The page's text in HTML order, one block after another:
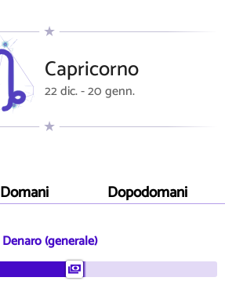
Capricorno
22 dic. - 20 genn.
Domani Dopodomani
Denaro (generale)